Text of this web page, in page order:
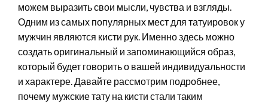
можем выразить свои мысли, чувства и взгляды.
Одним из самых популярных мест для татуировок у
мужчин являются кисти рук. Именно здесь можно
создать оригинальный и запоминающийся образ,
который будет говорить о вашей индивидуальности
и характере. Давайте рассмотрим подробнее,
почему мужские тату на кисти стали таким